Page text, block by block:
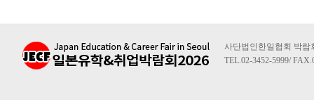
사단법인한일협회 박람
TEL.02-3452-5999/